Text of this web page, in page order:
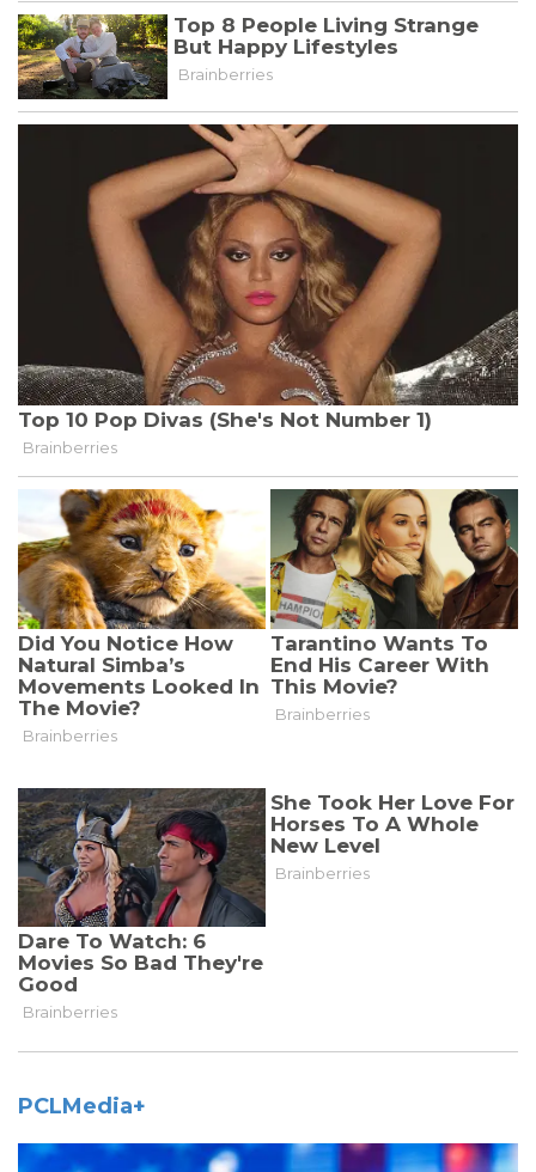
PCLMedia+